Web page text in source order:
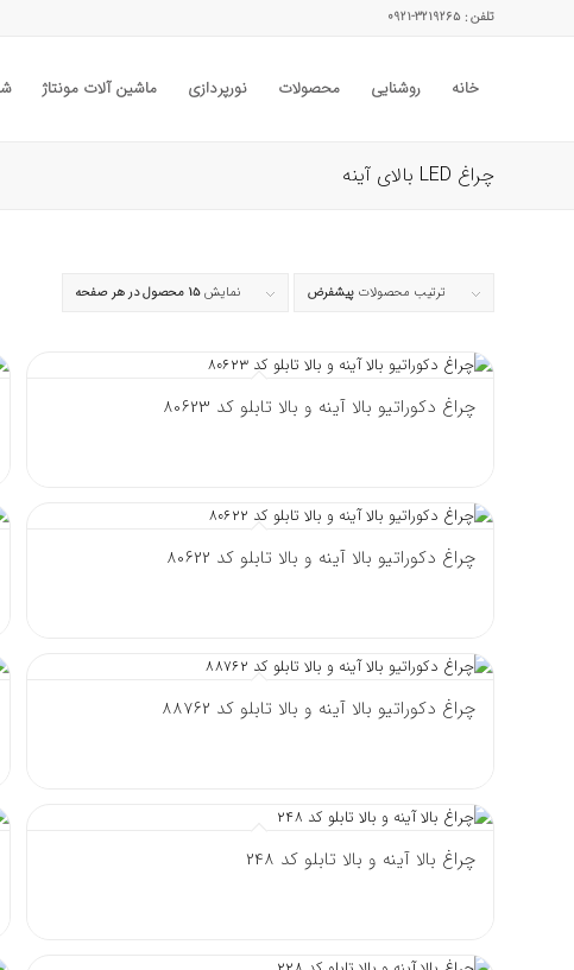
تلفن : ۳۲۱۹۲۶۵-۰۹۲۱
خانه روشنایی محصولات نورپردازی ماشین آلات مونتاژ
چراغ LED بالای آینه
ترتیب محصولات پیشفرض نمایش15 محصول در هر صفحه
چراغ دکوراتیو بالا آینه و بالا تابلو کد 80623
چراغ دکوراتیو بالا آینه و بالا تابلو کد 80622
چراغ دکوراتیو بالا آینه و بالا تابلو کد 88762
چراغ بالا آینه و بالا تابلو کد 248